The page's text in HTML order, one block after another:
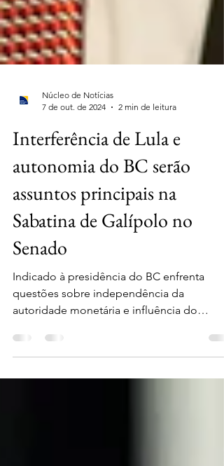
7 de out. de 2024
2 min de leitura
Interferência de Lula e
autonomia do BC serão
assuntos principais na
Sabatina de Galípolo no
Senado
Indicado à presidência do BC enfrenta
autoridade monetária e influência do
Executivo